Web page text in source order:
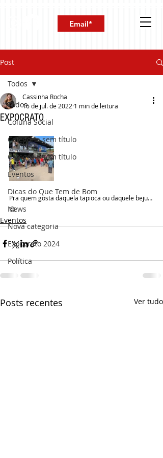
Post
Todos
Coluna Social
Categoria sem título
Categoria sem título
Eventos
Dicas do Que Tem de Bom
News
Nova categoria
Expocrato 2024
Política
Todos
EXPOCRATO
Cassinha Rocha
16 de jul. de 2022 1 min de leitura
Pra quem gosta daquela tapioca ou daquele beju…
😉
Eventos
Posts recentes Ver tudo